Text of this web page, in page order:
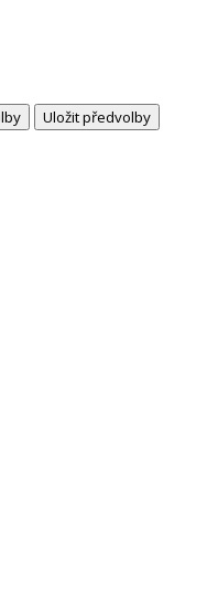
Uložit předvolby